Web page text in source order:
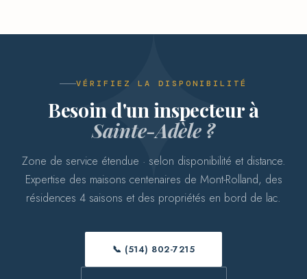
VÉRIFIEZ LA DISPONIBILITÉ
Besoin d'un inspecteur à
Sainte-Adèle ?
Zone de service étendue · selon disponibilité et distance.
Expertise des maisons centenaires de Mont-Rolland, des
résidences 4 saisons et des propriétés en bord de lac.
📞 (514) 802-7215